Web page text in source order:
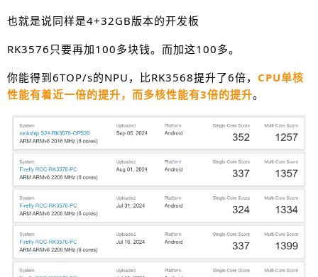
也就是说同样是4+32GB版本的开发板
RK3576只要再加100多块钱。而加这100多。
你能得到6TOP/s的NPU，比RK3568提升了6倍， CPU单核
性能有着近一倍的提升，而多核性能有3倍的提升。